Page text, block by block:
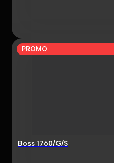
PROMO
Boss 1760/G/S